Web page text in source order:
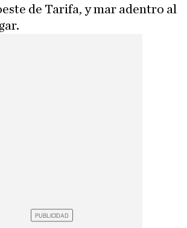
de Tarifa, y mar adentro al